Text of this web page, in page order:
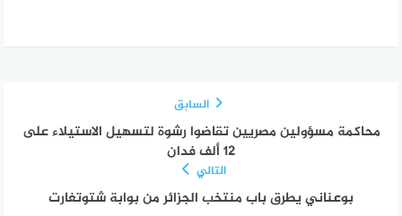
السابق
محاكمة مسؤولين مصريين تقاضوا رشوة لتسهيل الاستيلاء على
12 ألف فدان
التالي
بوعناني يطرق باب منتخب الجزائر من بوابة شتوتغارت